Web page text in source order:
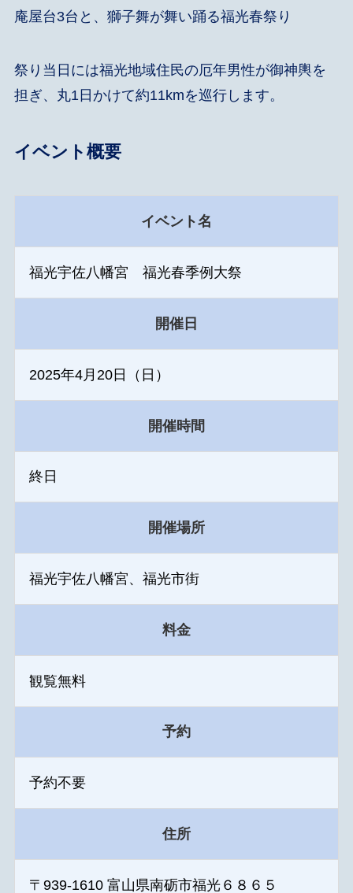
庵屋台3台と、獅子舞が舞い踊る福光春祭り
祭り当日には福光地域住民の厄年男性が御神輿を
担ぎ、丸1日かけて約11kmを巡行します。
イベント概要
イベント名
福光宇佐八幡宮 福光春季例大祭
開催日
2025年4月20日（日）
開催時間
終日
開催場所
福光宇佐八幡宮、福光市街
料金
観覧無料
予約
予約不要
住所
〒939-1610 富山県南砺市福光６８６５